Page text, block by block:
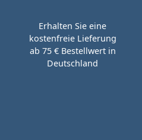
Erhalten Sie eine
kostenfreie Lieferung
ab 75 € Bestellwert in
Deutschland